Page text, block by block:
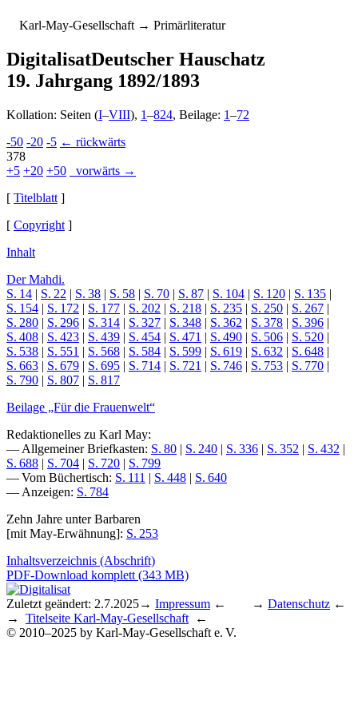
Karl-May-Gesellschaft → Primärliteratur
DigitalisatDeutscher Hauschatz
19. Jahrgang 1892/1893
Kollation: Seiten (I–VIII), 1–824, Beilage: 1–72
-50 -20 -5 ← rückwärts
378
+5 +20 +50
vorwärts →
[ Titelblatt ]
[ Copyright ]
Inhalt
Der Mahdi.
S. 14 | S. 22 | S. 38 | S. 58 | S. 70 | S. 87 | S. 104 | S. 120 | S. 135 |
S. 154 | S. 172 | S. 177 | S. 202 | S. 218 | S. 235 | S. 250 | S. 267 |
S. 280 | S. 296 | S. 314 | S. 327 | S. 348 | S. 362 | S. 378 | S. 396 |
S. 408 | S. 423 | S. 439 | S. 454 | S. 471 | S. 490 | S. 506 | S. 520 |
S. 538 | S. 551 | S. 568 | S. 584 | S. 599 | S. 619 | S. 632 | S. 648 |
S. 663 | S. 679 | S. 695 | S. 714 | S. 721 | S. 746 | S. 753 | S. 770 |
S. 790 | S. 807 | S. 817
Beilage „Für die Frauenwelt“
Redaktionelles zu Karl May:
— Allgemeiner Briefkasten: S. 80 | S. 240 | S. 336 | S. 352 | S. 432 |
S. 688 | S. 704 | S. 720 | S. 799
— Vom Büchertisch: S. 111 | S. 448 | S. 640
— Anzeigen: S. 784
Zehn Jahre unter Barbaren
[mit May-Erwähnung]: S. 253
Inhaltsverzeichnis (Abschrift)
PDF-Download komplett (343 MB)
Zuletzt geändert: 2.7.2025→ Impressum ← → Datenschutz ←
→ Titelseite Karl-May-Gesellschaft ←
© 2010–2025 by Karl-May-Gesellschaft e. V.